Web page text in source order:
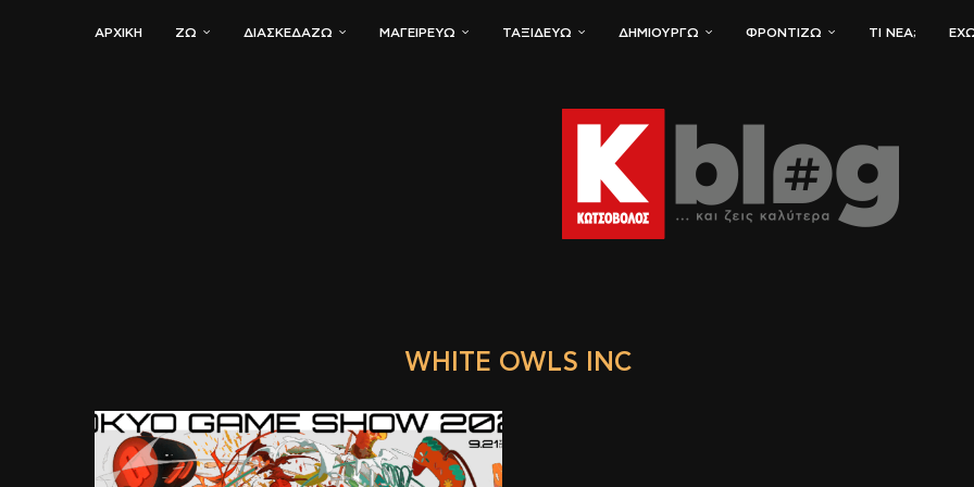
ΑΡΧΙΚΗ ΖΏ ΔΙΑΣΚΕΔΆΖΩ ΜΑΓΕΙΡΕΎΩ ΤΑΞΙΔΕΎΩ ΔΗΜΙΟΥΡΓΏ ΦΡΟΝΤΊΖΩ ΤΙ ΝΈΑ;
WHITE OWLS INC